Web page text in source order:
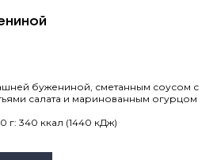
бужениной, сметанным соусом с
салата и маринованным огурцом
г: 340 ккал (1440 кДж)